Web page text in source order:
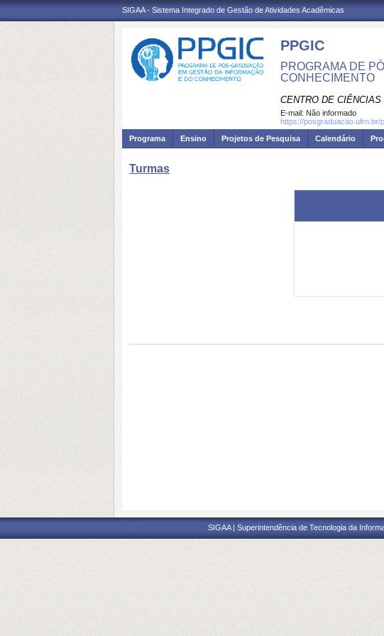
SIGAA - Sistema Integrado de Gestão de Atividades Acadêmicas
PPGIC
PROGRAMA DE
CONHECIMENTO
CENTRO DE
E-mail: Não informado
https://posgraduacao.ufrn.br/
Programa
Ensino Projetos de Pesquisa Calendário
Turmas
SIGAA | Superintendência de Tecnologia da